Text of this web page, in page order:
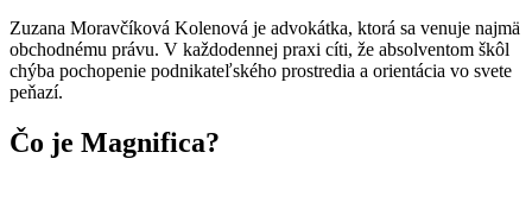
Zuzana Moravčíková Kolenová je advokátka, ktorá sa venuje najmä
obchodnému právu. V každodennej praxi cíti, že absolventom škôl
chýba pochopenie podnikateľského prostredia a orientácia vo svete
peňazí.
Čo je Magnifica?